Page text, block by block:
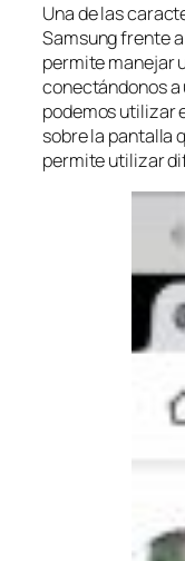
Una de las
Samsung frente
permite manejar
conectándonos
podemos utilizar
sobre la pantalla
permite utilizar